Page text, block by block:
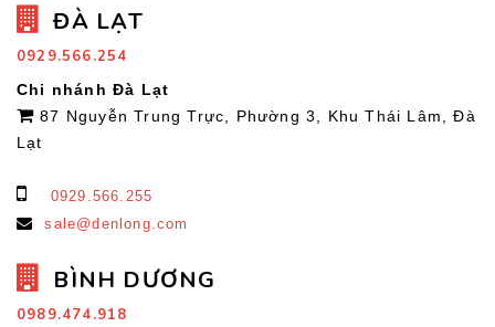
ĐÀ LẠT
0929.566.254
Chi nhánh Đà Lạt
87 Nguyễn Trung Trực, Phường 3, Khu Thái Lâm, Đà
Lạt
0929.566.255
sale@denlong.com
BÌNH DƯƠNG
0989.474.918